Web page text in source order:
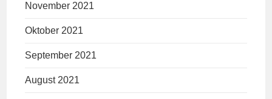
November 2021
Oktober 2021
September 2021
August 2021